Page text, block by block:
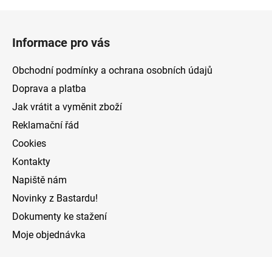
Informace pro vás
Obchodní podmínky a ochrana osobních údajů
Doprava a platba
Jak vrátit a vyměnit zboží
Reklamační řád
Cookies
Kontakty
Napiště nám
Novinky z Bastardu!
Dokumenty ke stažení
Moje objednávka